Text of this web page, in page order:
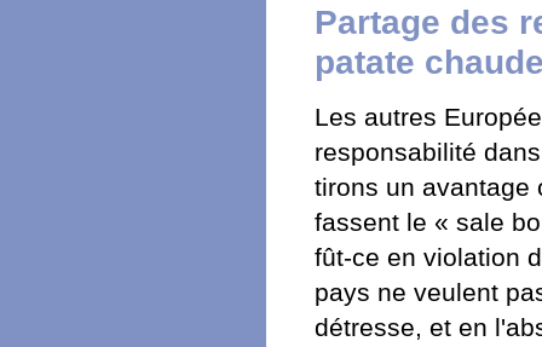
Partage des
patate
Les autres
responsabilité
tirons un avantage
fassent le « sale
fût-ce en violation
pays ne veulent
détresse, et en